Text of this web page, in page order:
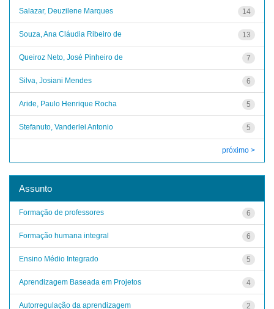
14
Salazar, Deuzilene Marques
13
Souza, Ana Cláudia Ribeiro de
7
Queiroz Neto, José Pinheiro de
6
Silva, Josiani Mendes
5
Aride, Paulo Henrique Rocha
5
Stefanuto, Vanderlei Antonio
próximo >
Assunto
6
Formação de professores
6
Formação humana integral
5
Ensino Médio Integrado
4
Aprendizagem Baseada em Projetos
2
Autorregulação da aprendizagem